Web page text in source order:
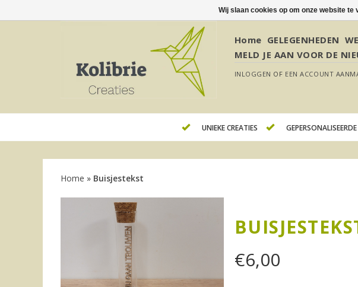
Home GELEGENHEDEN
MELD JE AAN VOOR DE
INLOGGEN OF EEN ACCOUNT
UNIEKE CREATIES
Home » Buisjestekst
€6,00
Wij slaan cookies op om onze website